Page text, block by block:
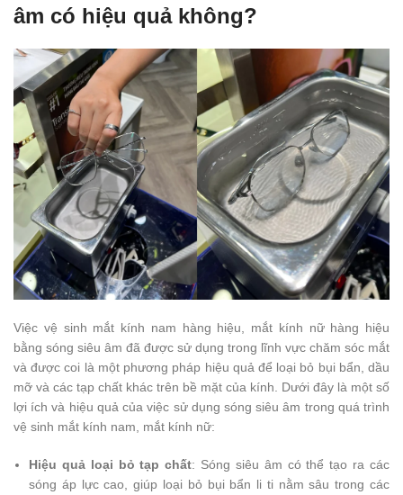
âm có hiệu quả không?
Việc vệ sinh mắt kính nam hàng hiệu, mắt kính nữ hàng hiệu
bằng sóng siêu âm đã được sử dụng trong lĩnh vực chăm sóc mắt
và được coi là một phương pháp hiệu quả để loại bỏ bụi bẩn, dầu
mỡ và các tạp chất khác trên bề mặt của kính. Dưới đây là một số
lợi ích và hiệu quả của việc sử dụng sóng siêu âm trong quá trình
vệ sinh mắt kính nam, mắt kính nữ:
Hiệu quả loại bỏ tạp chất: Sóng siêu âm có thể tạo ra các
sóng áp lực cao, giúp loại bỏ bụi bẩn li ti nằm sâu trong các